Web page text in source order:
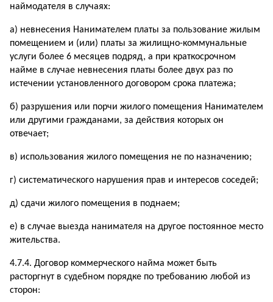
наймодателя в случаях:
а) невнесения Нанимателем платы за пользование жилым
помещением и (или) платы за жилищно-коммунальные
услуги более 6 месяцев подряд, а при краткосрочном
найме в случае невнесения платы более двух раз по
истечении установленного договором срока платежа;
б) разрушения или порчи жилого помещения Нанимателем
или другими гражданами, за действия которых он
отвечает;
в) использования жилого помещения не по назначению;
г) систематического нарушения прав и интересов соседей;
д) сдачи жилого помещения в поднаем;
е) в случае выезда нанимателя на другое постоянное место
жительства.
4.7.4. Договор коммерческого найма может быть
расторгнут в судебном порядке по требованию любой из
сторон: